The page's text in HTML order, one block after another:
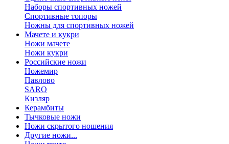
Наборы спортивных ножей
Спортивные топоры
Ножны для спортивных ножей
Мачете и кукри
Ножи мачете
Ножи кукри
Российские ножи
Ножемир
Павлово
SARO
Кизляр
Керамбиты
Тычковые ножи
Ножи скрытого ношения
Другие ножи...